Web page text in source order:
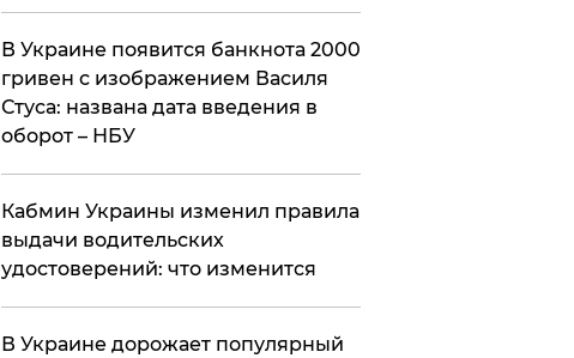
В Украине появится банкнота 2000
гривен с изображением Василя
Стуса: названа дата введения в
оборот – НБУ
Кабмин Украины изменил правила
выдачи водительских
удостоверений: что изменится
В Украине дорожает популярный